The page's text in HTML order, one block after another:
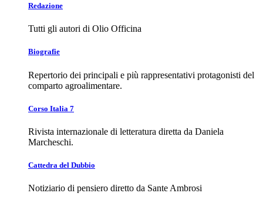
Redazione
Tutti gli autori di Olio Officina
Biografie
Repertorio dei principali e più rappresentativi protagonisti del
comparto agroalimentare.
Corso Italia 7
Rivista internazionale di letteratura diretta da Daniela
Marcheschi.
Cattedra del Dubbio
Notiziario di pensiero diretto da Sante Ambrosi